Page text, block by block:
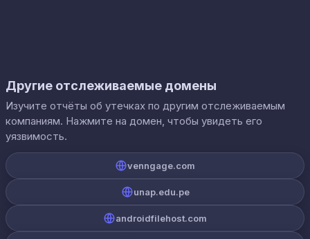
Другие отслеживаемые домены
Изучите отчёты об утечках по другим отслеживаемым
компаниям. Нажмите на домен, чтобы увидеть его
уязвимость.
venngage.com
unap.edu.pe
androidfilehost.com